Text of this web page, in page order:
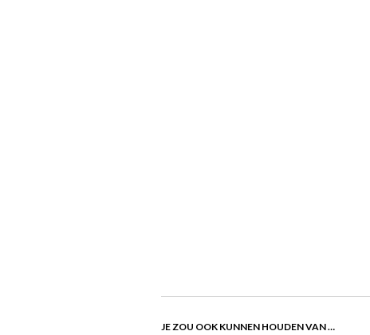
JE ZOU OOK KUNNEN HOUDEN VAN …